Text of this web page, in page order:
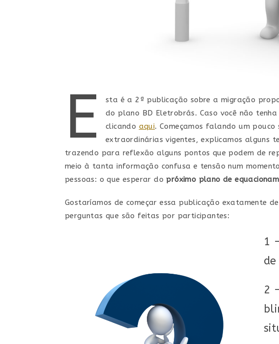
E
sta é a 2ª publicação sobre a migração
do plano BD Eletrobrás. Caso você não
clicando aqui. Começamos falando um
extraordinárias vigentes, explicamos alguns
trazendo para reflexão alguns pontos que podem de
meio à tanta informação confusa e tensão num
pessoas: o que esperar do próximo plano de
Gostaríamos de começar essa publicação exatamente
perguntas que são feitas por participantes:
1
2